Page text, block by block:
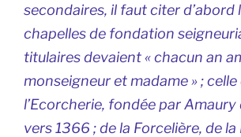
secondaires, il faut citer d’abord
chapelles de fondation
titulaires devaient « chacun an
monseigneur et madame » ; celle
l’Ecorcherie, fondée par Amaury
vers 1366 ; de la Forcelière, de la